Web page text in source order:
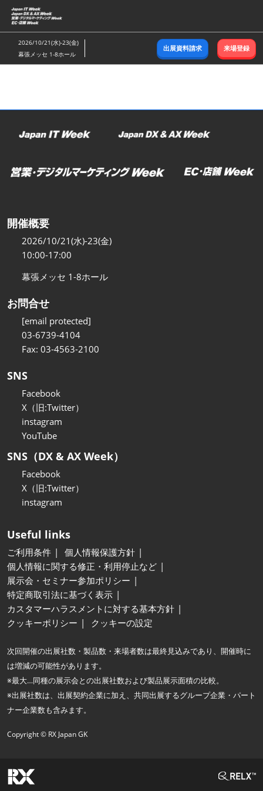
ス
キ
ッ
し
む
2026/10/21(水)-23(金)
幕張メッセ 1-8ホール
出展資料請求 来場登録
開催概要
2026/10/21(水)-23(金)
10:00-17:00
幕張メッセ 1-8ホール
お問合せ
[email protected]
03-6739-4104
Fax: 03-4563-2100
SNS
Facebook
X（旧:Twitter）
instagram
YouTube
SNS（DX & AX Week）
Facebook
X（旧:Twitter）
instagram
Useful links
ご利用条件
個人情報保護方針
個人情報に関する修正・利用停止など
展示会・セミナー参加ポリシー
特定商取引法に基づく表示
カスタマーハラスメントに対する基本方針
クッキーポリシー
クッキーの設定
次回開催の出展社数・製品数・来場者数は最終見込みであり、開催時に
は増減の可能性があります。
※最大…同種の展示会との出展社数および製品展示面積の比較。
※出展社数は、出展契約企業に加え、共同出展するグループ企業・パート
ナー企業数も含みます。
Copyright © RX Japan GK